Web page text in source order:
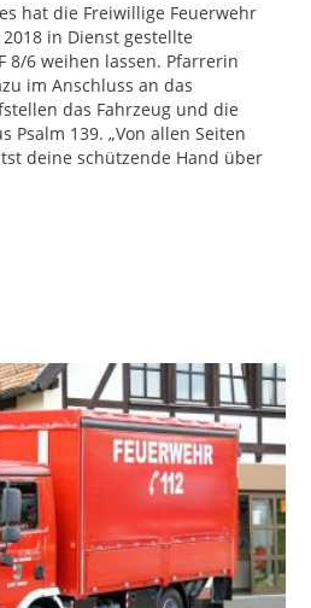
hat die Freiwillige Feuerwehr
in Dienst gestellte
8/6 weihen lassen. Pfarrerin
im Anschluss an das
das Fahrzeug und die
Psalm 139. „Von allen Seiten
deine schützende Hand über